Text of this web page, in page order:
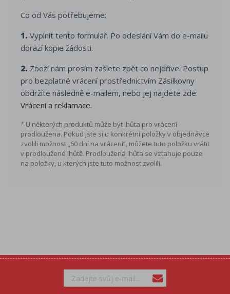
Co od Vás potřebujeme:
1. Vyplnit tento formulář. Po odeslání Vám do e-mailu
dorazí kopie žádosti.
2. Zboží nám prosím zašlete zpět co nejdříve. Postup
pro bezplatné vrácení prostřednictvím Zásilkovny
obdržíte následně e-mailem, nebo jej najdete zde:
Vrácení a reklamace.
* U některých produktů může být lhůta pro vrácení
prodloužena. Pokud jste si u konkrétní položky v objednávce
zvolili možnost „60 dní na vrácení“, můžete tuto položku vrátit
v prodloužené lhůtě. Prodloužená lhůta se vztahuje pouze
na položky, u kterých jste tuto možnost zvolili.